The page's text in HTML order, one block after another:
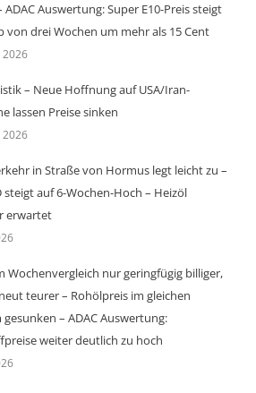
ADAC Auswertung: Super E10-Preis steigt
von drei Wochen um mehr als 15 Cent
2026
– Neue Hoffnung auf USA/Iran-
lassen Preise sinken
2026
in Straße von Hormus legt leicht zu –
steigt auf 6-Wochen-Hoch – Heizöl
erwartet
Wochenvergleich nur geringfügig billiger,
teurer – Rohölpreis im gleichen
– ADAC Auswertung:
weiter deutlich zu hoch